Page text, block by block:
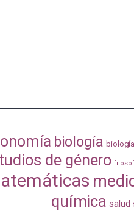
biología
de género
química salud